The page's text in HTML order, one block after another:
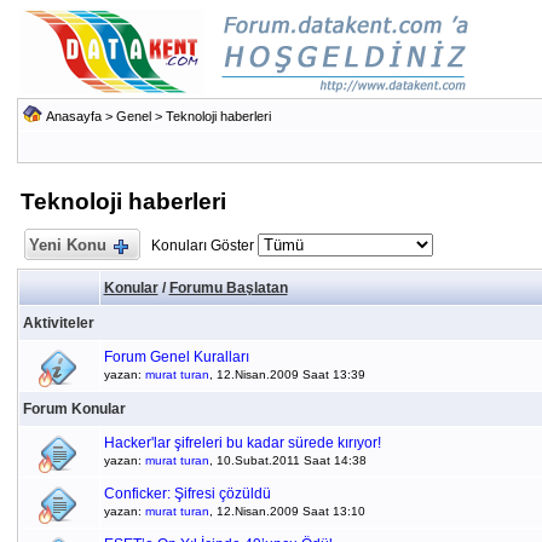
Anasayfa> Genel> Teknoloji haberleri
Teknoloji haberleri
Yeni Konu Konuları Göster
Konular/ Forumu Başlatan
Aktiviteler
Forum Genel Kuralları
yazan: murat turan , 12.Nisan.2009 Saat 13:39
Forum Konular
Hacker'lar şifreleri bu kadar sürede kırıyor!
yazan: murat turan , 10.Subat.2011 Saat 14:38
Conficker: Şifresi çözüldü
yazan: murat turan , 12.Nisan.2009 Saat 13:10